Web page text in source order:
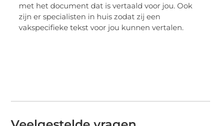
met het document dat is vertaald voor jou. Ook
zijn er specialisten in huis zodat zij een
vakspecifieke tekst voor jou kunnen vertalen.